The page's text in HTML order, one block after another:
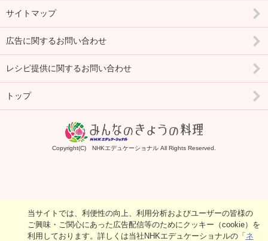
サイトマップ
広告に関するお問い合わせ
レシピ提供に関するお問い合わせ
トップ
Copyright(C) NHKエデュケーショナル All Rights Reserved.
当サイトでは、利便性の向上、利用分析およびユーザーの皆様の
ご興味・ご関心にあった広告配信等のためにクッキー（cookie）を
利用しております。詳しくは当社NHKエデュケーショナルの「ネ